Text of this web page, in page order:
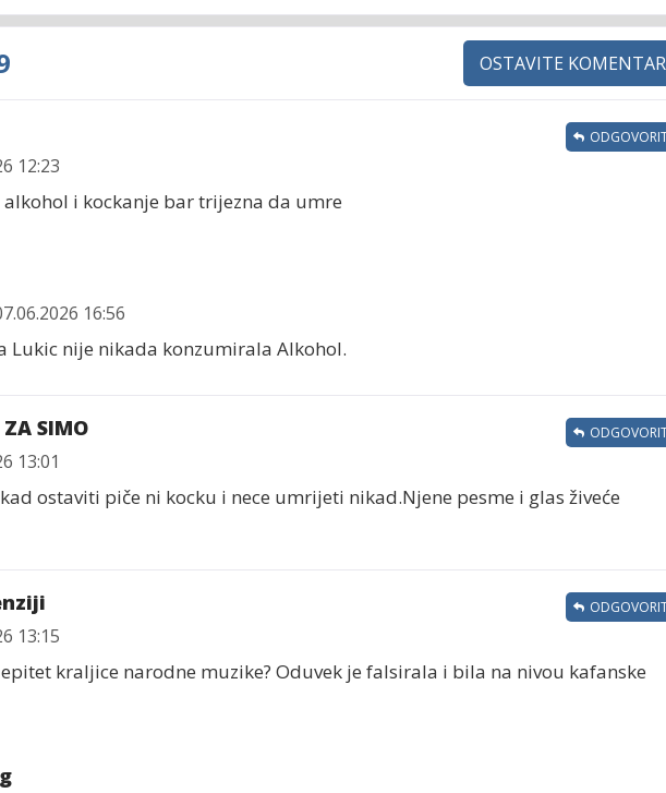
OSTAVITE KOMENTAR
12:23
alkohol i kockanje bar trijezna da umre
16:56
Lukic nije nikada konzumirala Alkohol.
ZA SIMO
13:01
ostaviti piče ni kocku i nece umrijeti nikad.Njene pesme i glas živeće
13:15
kraljice narodne muzike? Oduvek je falsirala i bila na nivou kafanske